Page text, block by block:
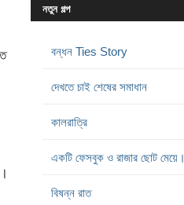
নতুন গল্প
বন্ধন Ties Story
দেখতে চাই শেষের সমাধান
কালরাত্রি
একটি ফেসবুক ও রাজার ছোট মেয়ে।
বিষন্ন রাত